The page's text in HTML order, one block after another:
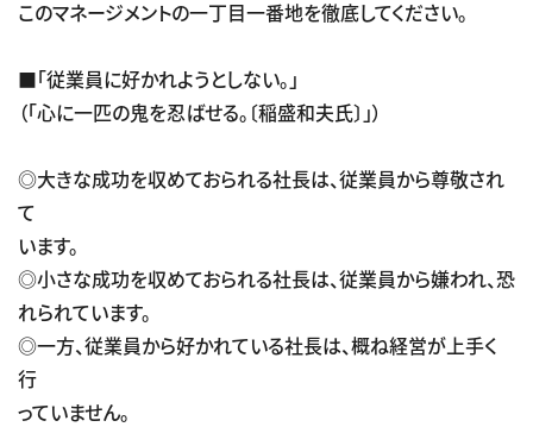
このマネージメントの一丁目一番地を徹底してください。
■「従業員に好かれようとしない。」
（「心に一匹の鬼を忍ばせる。〔稲盛和夫氏〕」）
◎大きな成功を収めておられる社長は、従業員から尊敬され
て
います。
◎小さな成功を収めておられる社長は、従業員から嫌われ、恐
れられています。
◎一方、従業員から好かれている社長は、概ね経営が上手く
行
っていません。